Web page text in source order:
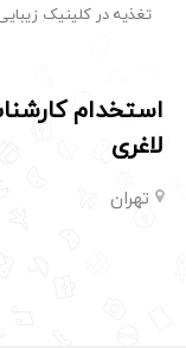
تغذیه در کلینیک
استخدام
لاغری
تهران